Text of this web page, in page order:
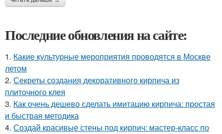
Последние обновления на сайте:
1. Какие культурные мероприятия проводятся в Москве
летом
2. Секреты создания декоративного кирпича из
плиточного клея
3. Как очень дешево сделать имитацию кирпича: простая
и быстрая методика
4. Создай красивые стены под кирпич: мастер-класс по